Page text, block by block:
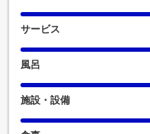
サービス
風呂
施設・設備